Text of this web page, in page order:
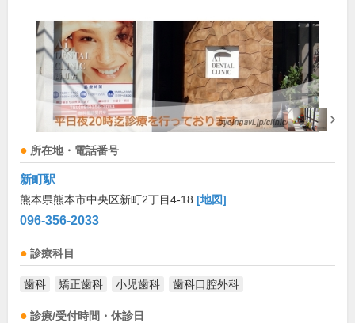
所在地・電話番号
新町駅
熊本県熊本市中央区新町2丁目4-18 [地図]
096-356-2033
診療科目
歯科 矯正歯科 小児歯科 歯科口腔外科
診療/受付時間・休診日